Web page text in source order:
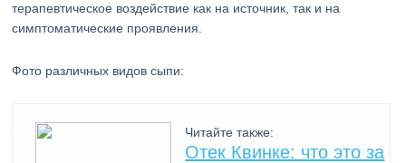
терапевтическое воздействие как на источник, так и на
симптоматические проявления.
Фото различных видов сыпи:
Читайте также:
Отек Квинке: что это за